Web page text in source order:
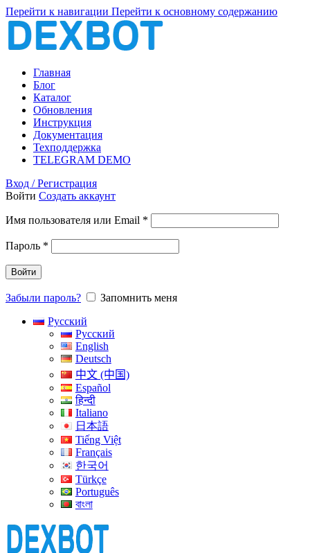
Перейти к навигации Перейти к основному содержанию
Главная
Блог
Каталог
Обновления
Инструкция
Документация
Техподдержка
TELEGRAM DEMO
Вход / Регистрация
Войти Создать аккаунт
Имя пользователя или Email *
Пароль *
Войти
Забыли пароль?
Запомнить меня
Русский
Русский
English
Deutsch
中文 (中国)
Español
हिन्दी
Italiano
日本語
Tiếng Việt
Français
한국어
Türkçe
Português
বাংলা